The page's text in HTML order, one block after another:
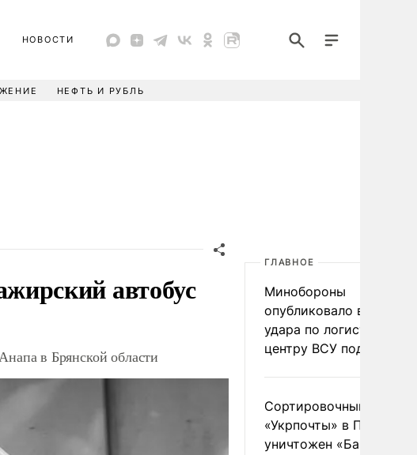
НОВОСТИ
НЕФТЬ И РУБЛЬ
автобус
в Брянской области
ГЛАВНОЕ
Минобороны
опубликовало видео
удара по
центру ВСУ под Киевом
Сортировочный пункт
«Укрпочты» в
уничтожен